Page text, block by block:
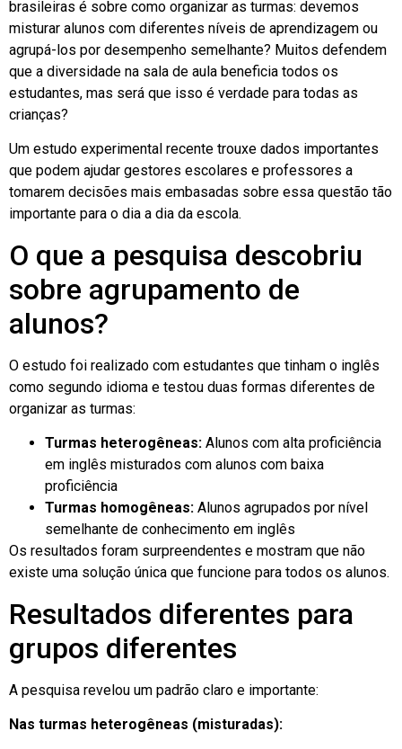
brasileiras é sobre como organizar as turmas: devemos
misturar alunos com diferentes níveis de aprendizagem ou
agrupá-los por desempenho semelhante? Muitos defendem
que a diversidade na sala de aula beneficia todos os
estudantes, mas será que isso é verdade para todas as
crianças?
Um estudo experimental recente trouxe dados importantes
que podem ajudar gestores escolares e professores a
tomarem decisões mais embasadas sobre essa questão tão
importante para o dia a dia da escola.
O que a pesquisa descobriu
sobre agrupamento de
alunos?
O estudo foi realizado com estudantes que tinham o inglês
como segundo idioma e testou duas formas diferentes de
organizar as turmas:
Turmas heterogêneas: Alunos com alta proficiência
em inglês misturados com alunos com baixa
proficiência
Turmas homogêneas: Alunos agrupados por nível
semelhante de conhecimento em inglês
Os resultados foram surpreendentes e mostram que não
existe uma solução única que funcione para todos os alunos.
Resultados diferentes para
grupos diferentes
A pesquisa revelou um padrão claro e importante:
Nas turmas heterogêneas (misturadas):